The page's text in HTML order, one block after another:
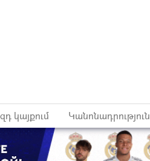
կայքում Կանոնադրություն
պաշտպանված են